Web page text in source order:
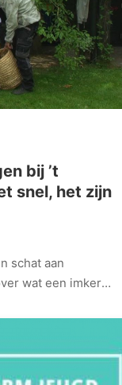
bij ’t
snel, het zijn
schat aan
wat een imker